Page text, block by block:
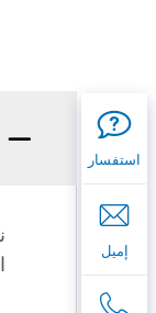
استفسار
إميل